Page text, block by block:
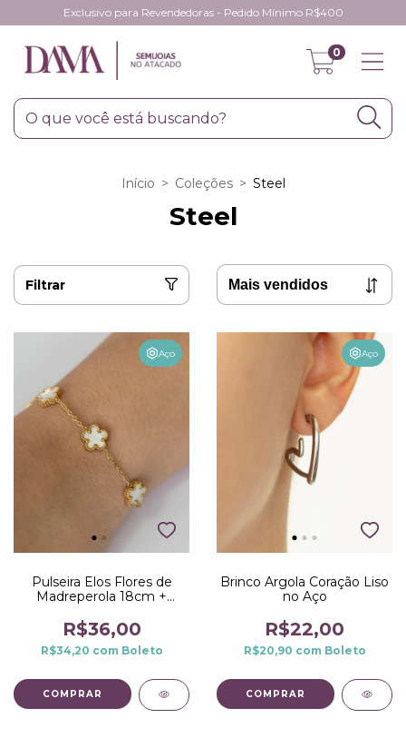
Exclusivo para Revendedoras - Pedido Mínimo R$400
0
Início > Coleções > Steel
Steel
Filtrar
Aço
Pulseira Elos Flores de
Madreperola 18cm +
R$36,00
R$34,20 com Boleto
Aço
Brinco Argola Coração Liso
no Aço
R$22,00
R$20,90 com Boleto